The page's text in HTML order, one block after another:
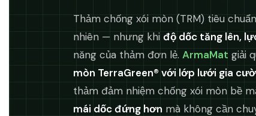
Thảm chống xói mòn (TRM) tiêu
nhiên — nhưng khi độ dốc tăng lên,
năng của thảm đơn lẻ. ArmaMat giải
mòn TerraGreen® với lớp lưới gia
thảm đảm nhiệm chống xói mòn bề
mái dốc đứng hơn mà không cần